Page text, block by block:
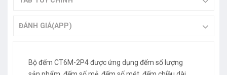
ĐÁNH GIÁ(APP)
Bộ đếm CT6M-2P4được ứng dụng đếm số lượng